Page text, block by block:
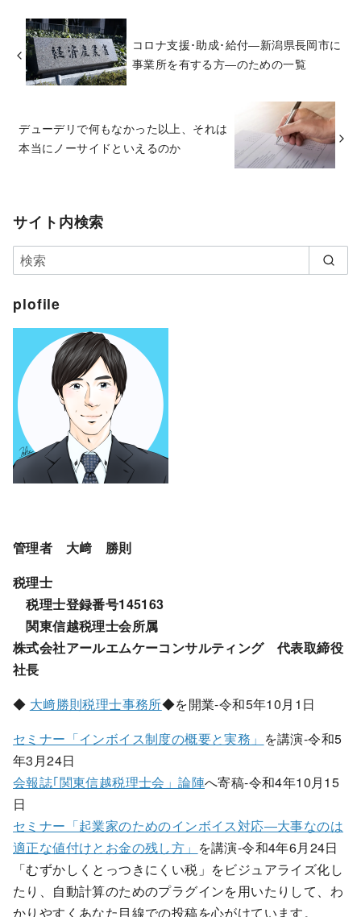
コロナ支援･助成･給付―新潟県長岡市に
事業所を有する方―のための一覧
デューデリで何もなかった以上、それは
本当にノーサイドといえるのか
サイト内検索
plofile
管理者 大﨑 勝則
税理士
税理士登録番号145163
関東信越税理士会所属
株式会社アールエムケーコンサルティング 代表取締役
社長
◆ 大﨑勝則税理士事務所◆を開業-令和5年10月1日
セミナー「インボイス制度の概要と実務」 を講演-令和5
年3月24日
会報誌｢関東信越税理士会」論陣へ寄稿-令和4年10月15
日
セミナー「起業家のためのインボイス対応―大事なのは
適正な値付けとお金の残し方」 を講演-令和4年6月24日
「むずかしくとっつきにくい税」をビジュアライズ化し
たり、自動計算のためのプラグインを用いたりして、わ
かりやすくあなた目線での投稿を心がけています。